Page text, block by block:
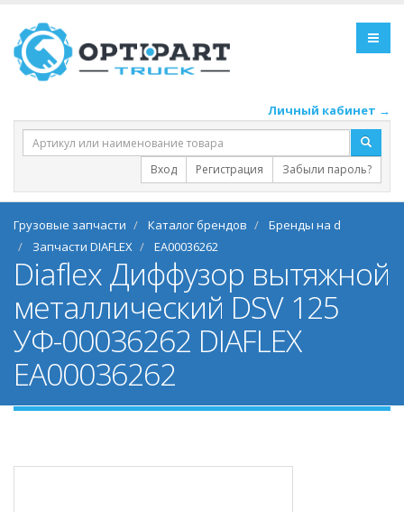
Личный кабинет →
Вход Регистрация Забыли пароль?
Грузовые запчасти Каталог брендов
Бренды на d
Запчасти DIAFLEX
EA00036262
Diaflex Диффузор вытяжной
металлический DSV 125
УФ-00036262 DIAFLEX
EA00036262